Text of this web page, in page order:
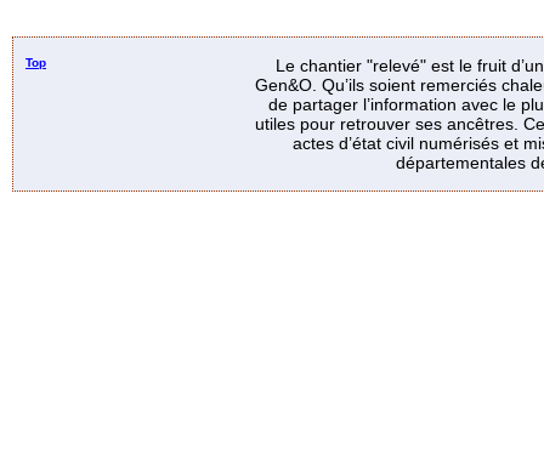
Top
Le chantier "relevé" est le fruit
Gen&O. Qu’ils soient remerciés
de partager l’information avec le
utiles pour retrouver ses ancêtres.
actes d’état civil numérisés et
départementales